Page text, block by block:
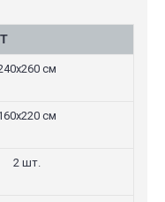
см
см
2 шт.